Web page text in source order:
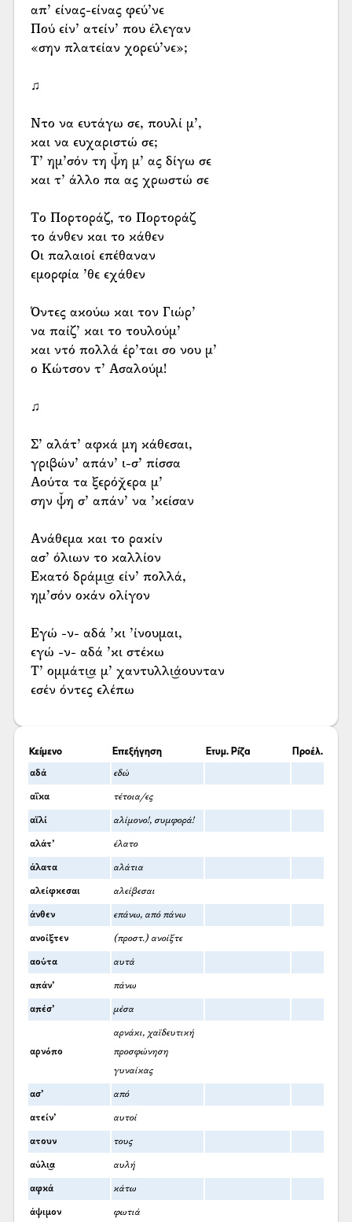
απ’ είνας-είνας φεύ’νε
Πού είν’ ατείν’ που έλεγαν
«σην πλατείαν χορεύ’νε»;
♫
Ντο να ευτάγω σε, πουλί μ’,
και να ευχαριστώ σε;
Τ’ ημ’σόν τη ψ̌η μ’ ας δίγω σε
και τ’ άλλο πα ας χρωστώ σε
Το Πορτοράζ, το Πορτοράζ
το άνθεν και το κάθεν
Οι παλαιοί επέθαναν
εμορφία ’θε εχάθεν
Όντες ακούω και τον Γιώρ’
να παίζ’ και το τουλούμ’
και ντό πολλά έρ’ται σο νου μ’
ο Κώτσον τ’ Ασαλούμ!
♫
Σ’ αλάτ’ αφκά μη κάθεσαι,
γριβών’ απάν’ ι-σ’ πίσσα
Αούτα τα ξερόχ̌ερα μ’
σην ψ̌η σ’ απάν’ να ’κείσαν
Ανάθεμα και το ρακίν
ασ’ όλιων το καλλίον
Εκατό δράμι͜α είν’ πολλά,
ημ’σόν οκάν ολίγον
Εγώ -ν- αδά ’κι ’ίνουμαι,
εγώ -ν- αδά ’κι στέκω
Τ’ ομμάτι͜α μ’ χαντυλλι͜άουνταν
εσέν όντες ελέπω
Κείμενο Επεξήγηση Ετυμ. Ρίζα Προέλ.
αδά εδώ
αΐκα τέτοια/ες
αϊλί αλίμονο!, συμφορά!
αλάτ’ έλατο
άλατα αλάτια
αλείφκεσαι αλείβεσαι
άνθεν επάνω, από πάνω
ανοίξτεν (προστ.) ανοίξτε
αούτα αυτά
απάν’ πάνω
απέσ’ μέσα
αρνόπο
αρνάκι, χαϊδευτική
προσφώνηση
γυναίκας
ασ’ από
ατείν’ αυτοί
ατουν τους
αύλι͜α αυλή
αφκά κάτω
άψιμον φωτιά